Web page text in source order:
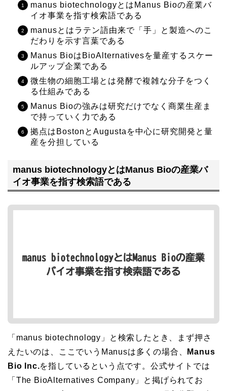
manus biotechnologyとはManus Bioの産業バ
イオ事業を指す検索語である
manusとはラテン語由来で「手」と製造へのこ
だわりを示す言葉である
Manus BioはBioAlternativesを量産するスケー
ルアップ企業である
微生物の細胞工場とは発酵で複雑な分子をつく
る仕組みである
Manus Bioの強みは研究だけでなく商業生産ま
で持っていく力である
拠点はBostonとAugustaを中心に研究開発と量
産を分担している
manus biotechnologyとはManus Bioの産業バ
イオ事業を指す検索語である
「manus biotechnology」と検索したとき、まず押さ
えたいのは、ここでいうManusは多くの場合、
Manus
Bio Inc.を指しているという点です。公式サイトでは
「The BioAlternatives Company」と掲げられてお